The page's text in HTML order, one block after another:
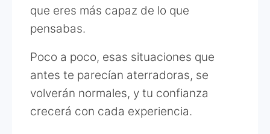
que eres más capaz de lo que
pensabas.
Poco a poco, esas situaciones que
antes te parecían aterradoras, se
volverán normales, y tu confianza
crecerá con cada experiencia.